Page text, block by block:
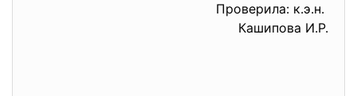
Проверила: к.э.н.
Кашипова И.Р.